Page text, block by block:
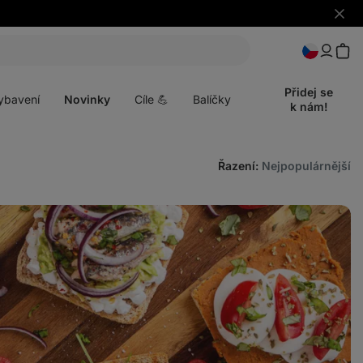
Skrýt
Novinky Cíle 💪 Balíčky
Přidej se
k nám!
Řazení: Nejpopulárnější